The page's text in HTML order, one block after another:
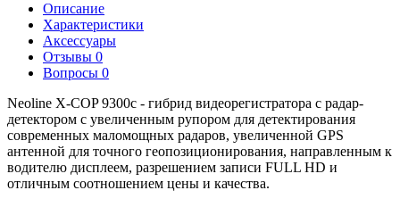
Описание
Характеристики
Аксессуары
Отзывы 0
Вопросы 0
Neoline X-COP 9300c - гибрид видеорегистратора с радар-
детектором с увеличенным рупором для детектирования
современных маломощных радаров, увеличенной GPS
антенной для точного геопозиционирования, направленным к
водителю дисплеем, разрешением записи FULL HD и
отличным соотношением цены и качества.